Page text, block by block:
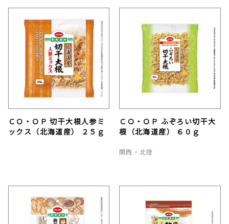
ＣＯ・ＯＰ 切干大根人参ミ
ックス（北海道産） ２５ｇ
ＣＯ・ＯＰ ふぞろい切干大
根（北海道産） ６０ｇ
関西・北陸